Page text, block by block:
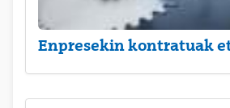
Enpresekin kontratuak